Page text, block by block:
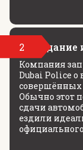
2
Компания
Dubai Police
совершённых
Обычно этот
сдачи
ездили